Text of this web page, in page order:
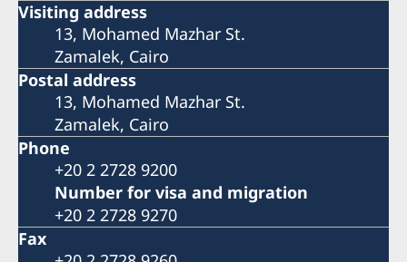
Visiting address
13, Mohamed Mazhar St.
Zamalek, Cairo
Postal address
13, Mohamed Mazhar St.
Zamalek, Cairo
Phone
+20 2 2728 9200
Number for visa and migration
+20 2 2728 9270
Fax